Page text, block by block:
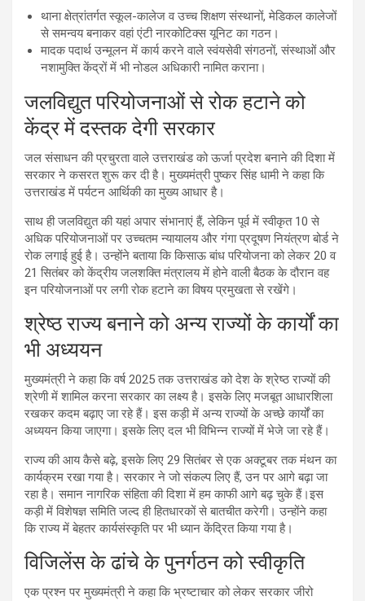
थाना क्षेत्रांतर्गत स्कूल-कालेज व उच्च शिक्षण संस्थानों, मेडिकल कालेजों
से समन्वय बनाकर वहां एंटी नारकोटिक्स यूनिट का गठन।
मादक पदार्थ उन्मूलन में कार्य करने वाले स्वंयसेवी संगठनों, संस्थाओं और
नशामुक्ति केंद्रों में भी नोडल अधिकारी नामित कराना।
जलविद्युत परियोजनाओं से रोक हटाने को
केंद्र में दस्तक देगी सरकार
जल संसाधन की प्रचुरता वाले उत्तराखंड को ऊर्जा प्रदेश बनाने की दिशा में
सरकार ने कसरत शुरू कर दी है। मुख्यमंत्री पुष्कर सिंह धामी ने कहा कि
उत्तराखंड में पर्यटन आर्थिकी का मुख्य आधार है।
साथ ही जलविद्युत की यहां अपार संभानाएं हैं, लेकिन पूर्व में स्वीकृत 10 से
अधिक परियोजनाओं पर उच्चतम न्यायालय और गंगा प्रदूषण नियंत्रण बोर्ड ने
रोक लगाई हुई है। उन्होंने बताया कि किसाऊ बांध परियोजना को लेकर 20 व
21 सितंबर को केंद्रीय जलशक्ति मंत्रालय में होने वाली बैठक के दौरान वह
इन परियोजनाओं पर लगी रोक हटाने का विषय प्रमुखता से रखेंगे।
श्रेष्ठ राज्य बनाने को अन्य राज्यों के कार्यों का
भी अध्ययन
मुख्यमंत्री ने कहा कि वर्ष 2025 तक उत्तराखंड को देश के श्रेष्ठ राज्यों की
श्रेणी में शामिल करना सरकार का लक्ष्य है। इसके लिए मजबूत आधारशिला
रखकर कदम बढ़ाए जा रहे हैं। इस कड़ी में अन्य राज्यों के अच्छे कार्यों का
अध्ययन किया जाएगा। इसके लिए दल भी विभिन्न राज्यों में भेजे जा रहे हैं।
राज्य की आय कैसे बढ़े, इसके लिए 29 सितंबर से एक अक्टूबर तक मंथन का
कार्यक्रम रखा गया है। सरकार ने जो संकल्प लिए हैं, उन पर आगे बढ़ा जा
रहा है। समान नागरिक संहिता की दिशा में हम काफी आगे बढ़ चुके हैं।इस
कड़ी में विशेषज्ञ समिति जल्द ही हितधारकों से बातचीत करेगी। उन्होंने कहा
कि राज्य में बेहतर कार्यसंस्कृति पर भी ध्यान केंद्रित किया गया है।
विजिलेंस के ढांचे के पुनर्गठन को स्वीकृति
एक प्रश्न पर मुख्यमंत्री ने कहा कि भ्रष्टाचार को लेकर सरकार जीरो